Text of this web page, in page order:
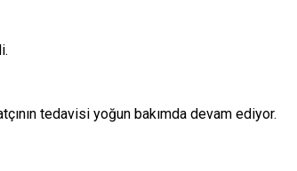
tedavisi yoğun bakımda devam ediyor.